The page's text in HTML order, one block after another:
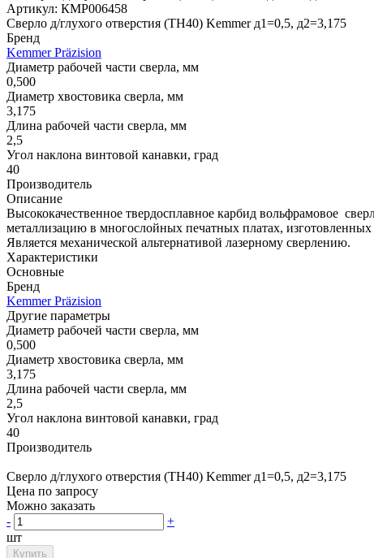
Артикул: КМР006458
Сверло д/глухого отверстия (TH40) Kemmer д1=0,5, д2=3,175
Бренд
Kemmer Präzision
Диаметр рабочей части сверла, мм
0,500
Диаметр хвостовика сверла, мм
3,175
Длина рабочей части сверла, мм
2,5
Угол наклона винтовой канавки, град
40
Производитель
Описание
Высококачественное твердосплавное карбид вольфрамовое
металлизацию в многослойных печатных платах,
Является механической альтернативой лазерному сверлению.
Характеристики
Основные
Бренд
Kemmer Präzision
Другие параметры
Диаметр рабочей части сверла, мм
0,500
Диаметр хвостовика сверла, мм
3,175
Длина рабочей части сверла, мм
2,5
Угол наклона винтовой канавки, град
40
Производитель
Сверло д/глухого отверстия (TH40) Kemmer д1=0,5, д2=3,175
Цена по запросу
Можно заказать
-
+
шт
Купить